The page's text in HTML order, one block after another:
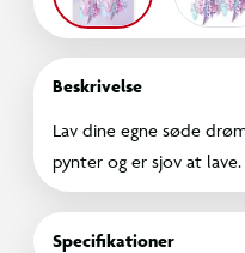
Beskrivelse
Lav dine egne søde
pynter og er sjov at lave.
Specifikationer